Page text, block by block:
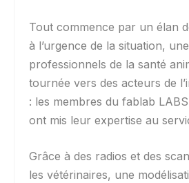
Tout commence par un élan
à l’urgence de la situation,
professionnels de la santé
tournée vers des acteurs de
: les membres du fablab
ont mis leur expertise au
Grâce à des radios et des
les vétérinaires, une